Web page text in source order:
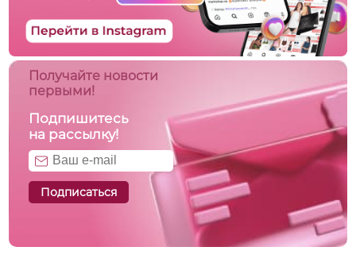
Получайте новости
первыми!
Подпишитесь
на рассылку!
Подписаться